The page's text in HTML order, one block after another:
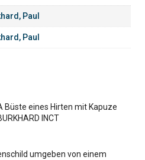
Paul
Paul
Büste eines Hirten mit Kapuze
INCT
umgeben von einem